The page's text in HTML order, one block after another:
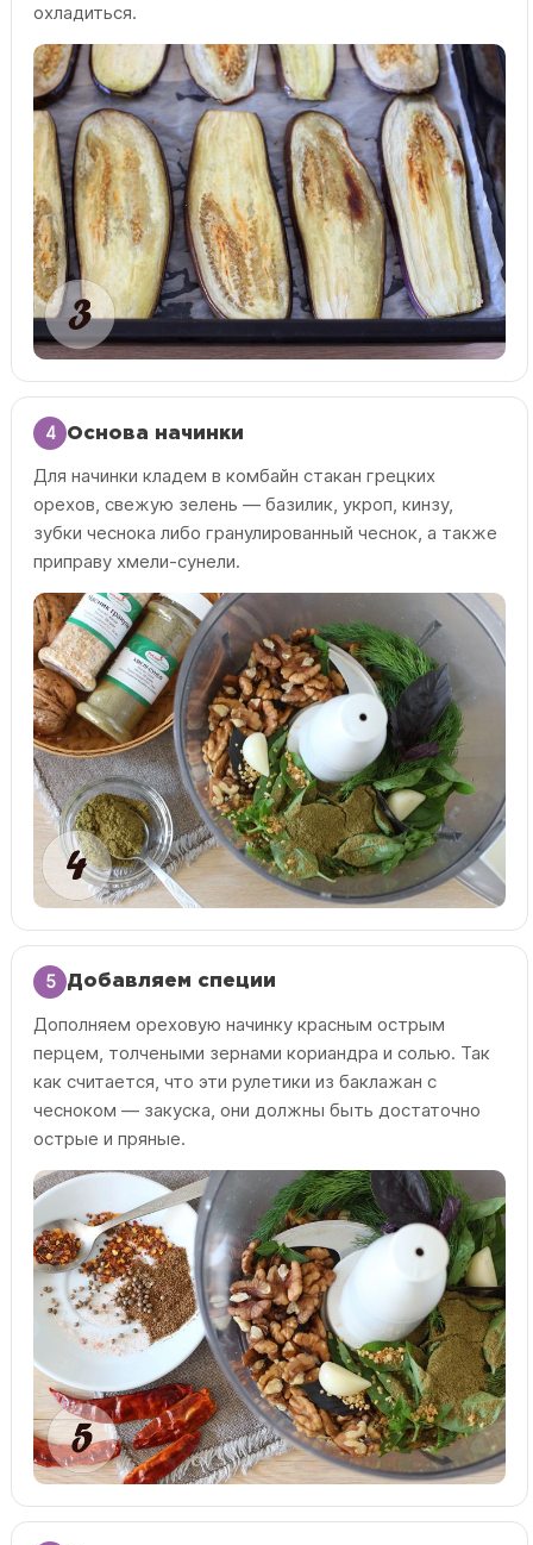
охладиться.
4 Основа начинки
Для начинки кладем в комбайн стакан грецких
орехов, свежую зелень — базилик, укроп, кинзу,
зубки чеснока либо гранулированный чеснок, а также
приправу хмели-сунели.
5 Добавляем специи
Дополняем ореховую начинку красным острым
перцем, толчеными зернами кориандра и солью. Так
как считается, что эти рулетики из баклажан с
чесноком — закуска, они должны быть достаточно
острые и пряные.